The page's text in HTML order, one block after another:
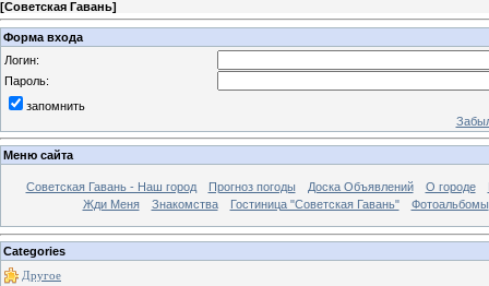
[Советская Гавань]
Форма входа
Логин:
Пароль:
запомнить
Меню сайта
Советская Гавань - Наш город Прогноз погоды Доска Объявлений О городе
Жди Меня
Знакомства Гостиница "Советская Гавань" Фотоальбомы
Categories
Другое